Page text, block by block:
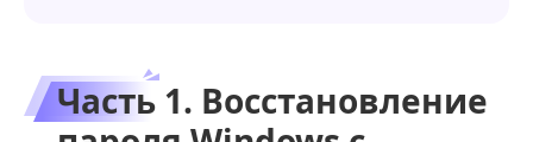
Часть 1. Восстановление